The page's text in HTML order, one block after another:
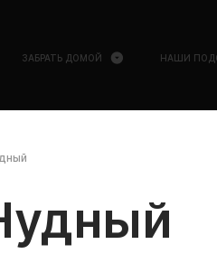
ЗАБРАТЬ ДОМОЙ НАШИ